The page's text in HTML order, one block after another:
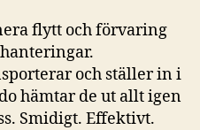
flytt och förvaring
och ställer in i
hämtar de ut allt igen
Smidigt. Effektivt.